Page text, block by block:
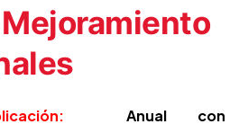
Anual con